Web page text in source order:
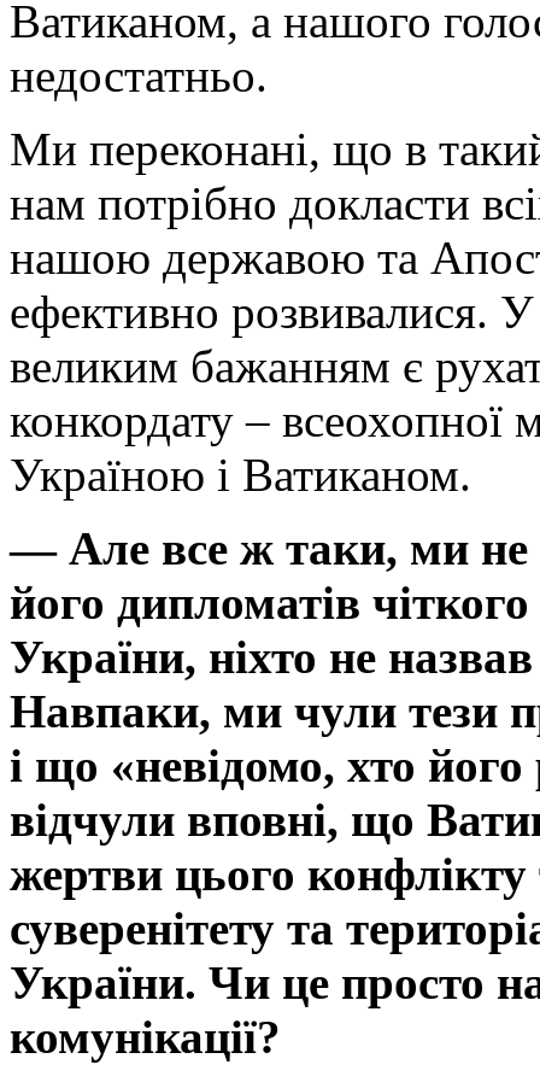
Ватиканом, а нашого
недостатньо.
Ми переконані, що в
нам потрібно докласти
нашою державою та
ефективно розвивалися.
великим бажанням є
конкордату – всеохопної
Україною і Ватиканом.
— Але все ж таки, ми не
його дипломатів
України, ніхто не
Навпаки, ми чули тези
і що «невідомо, хто
відчули вповні, що
жертви цього
суверенітету та
України. Чи це просто
комунікації?